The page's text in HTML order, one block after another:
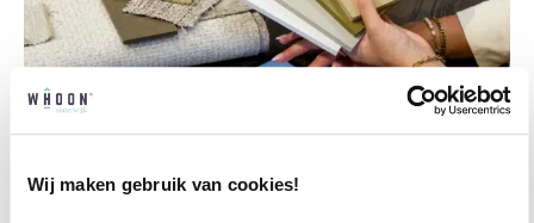
Wij maken gebruik van cookies!